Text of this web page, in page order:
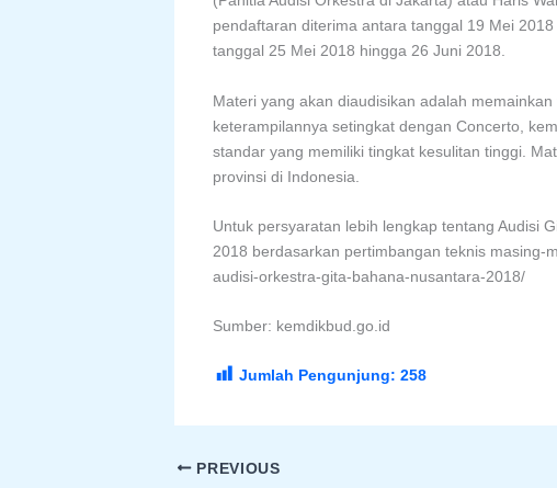
pendaftaran diterima antara tanggal 19 Mei
tanggal 25 Mei 2018 hingga 26 Juni 2018.
Materi yang akan diaudisikan adalah
keterampilannya setingkat dengan Concerto,
standar yang memiliki tingkat kesulitan tinggi.
provinsi di Indonesia.
Untuk persyaratan lebih lengkap tentang Audisi
2018 berdasarkan pertimbangan teknis masing-
audisi-orkestra-gita-bahana-nusantara-2018/
Sumber: kemdikbud.go.id
Jumlah Pengunjung: 258
PREVIOUS